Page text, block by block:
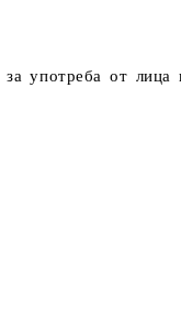
употреба от лица